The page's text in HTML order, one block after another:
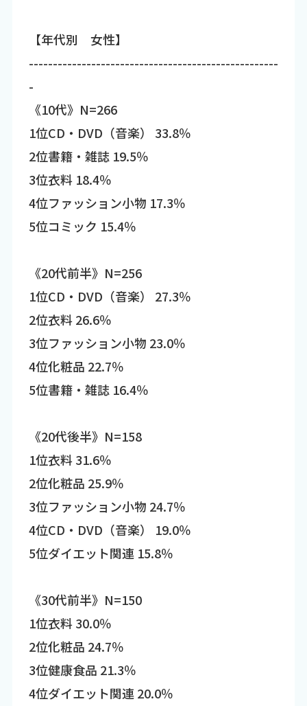
【年代別 女性】
----------------------------------------------------
-
《10代》N=266
1位CD・DVD（音楽） 33.8％
2位書籍・雑誌 19.5％
3位衣料 18.4％
4位ファッション小物 17.3％
5位コミック 15.4％
《20代前半》N=256
1位CD・DVD（音楽） 27.3％
2位衣料 26.6％
3位ファッション小物 23.0％
4位化粧品 22.7％
5位書籍・雑誌 16.4％
《20代後半》N=158
1位衣料 31.6％
2位化粧品 25.9％
3位ファッション小物 24.7％
4位CD・DVD（音楽） 19.0％
5位ダイエット関連 15.8％
《30代前半》N=150
1位衣料 30.0％
2位化粧品 24.7％
3位健康食品 21.3％
4位ダイエット関連 20.0％